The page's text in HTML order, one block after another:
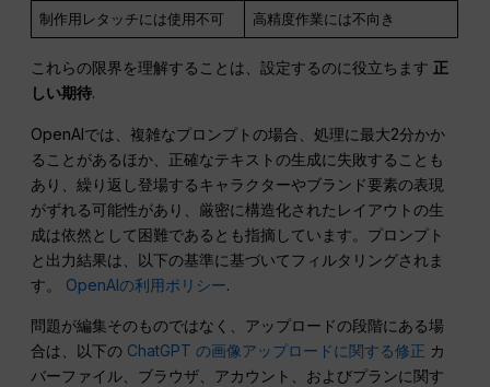
制作用レタッチには使用不可 高精度作業には不向き
これらの限界を理解することは、設定するのに役立ちます 正
しい期待.
OpenAIでは、複雑なプロンプトの場合、処理に最大2分かか
ることがあるほか、正確なテキストの生成に失敗することも
あり、繰り返し登場するキャラクターやブランド要素の表現
がずれる可能性があり、厳密に構造化されたレイアウトの生
成は依然として困難であるとも指摘しています。プロンプト
と出力結果は、以下の基準に基づいてフィルタリングされま
す。 OpenAIの利用ポリシー.
問題が編集そのものではなく、アップロードの段階にある場
合は、以下の ChatGPT の画像アップロードに関する修正 カ
バーファイル、ブラウザ、アカウント、およびプランに関す